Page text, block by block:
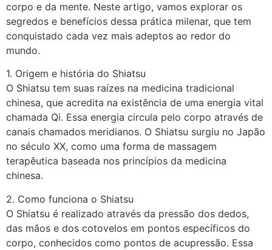
corpo e da mente. Neste artigo, vamos explorar os
segredos e benefícios dessa prática milenar, que tem
conquistado cada vez mais adeptos ao redor do
mundo.
1. Origem e história do Shiatsu
O Shiatsu tem suas raízes na medicina tradicional
chinesa, que acredita na existência de uma energia vital
chamada Qi. Essa energia circula pelo corpo através de
canais chamados meridianos. O Shiatsu surgiu no Japão
no século XX, como uma forma de massagem
terapêutica baseada nos princípios da medicina
chinesa.
2. Como funciona o Shiatsu
O Shiatsu é realizado através da pressão dos dedos,
das mãos e dos cotovelos em pontos específicos do
corpo, conhecidos como pontos de acupressão. Essa